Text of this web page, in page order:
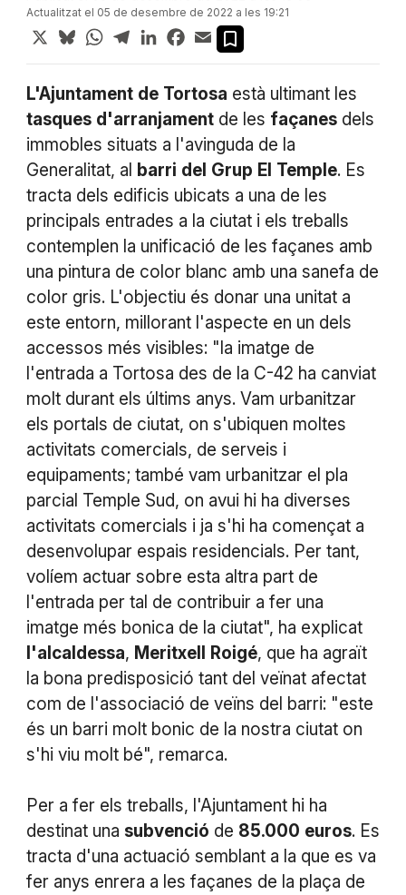
Actualitzat el 05 de desembre de 2022 a les 19:21
X BlueskyWhatsApp
TelegramLinkedInFacebook
Email
L'Ajuntament de Tortosa està ultimant les
tasques d'arranjamentde les façanesdels
immobles situats a l'avinguda de la
Generalitat, al barri del Grup El Temple. Es
tracta dels edificis ubicats a una de les
principals entrades a la ciutat i els treballs
contemplen la unificació de les façanes amb
una pintura de color blanc amb una sanefa de
color gris. L'objectiu és donar una unitat a
este entorn, millorant l'aspecte en un dels
accessos més visibles: "la imatge de
l'entrada a Tortosa des de la C-42 ha canviat
molt durant els últims anys. Vam urbanitzar
els portals de ciutat, on s'ubiquen moltes
activitats comercials, de serveis i
equipaments; també vam urbanitzar el pla
parcial Temple Sud, on avui hi ha diverses
activitats comercials i ja s'hi ha començat a
desenvolupar espais residencials. Per tant,
volíem actuar sobre esta altra part de
l'entrada per tal de contribuir a fer una
imatge més bonica de la ciutat", ha explicat
l'alcaldessa, Meritxell Roigé, que ha agraït
la bona predisposició tant del veïnat afectat
com de l'associació de veïns del barri: "este
és un barri molt bonic de la nostra ciutat on
s'hi viu molt bé", remarca.
Per a fer els treballs, l'Ajuntament hi ha
destinat una subvenció de 85.000 euros. Es
tracta d'una actuació semblant a la que es va
fer anys enrera a les façanes de la plaça de